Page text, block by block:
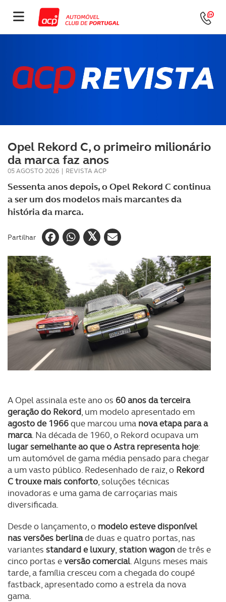
Opel Rekord C, o primeiro milionário
da marca faz anos
05 AGOSTO 2026 | REVISTA ACP
Sessenta anos depois, o Opel Rekord C continua
a ser um dos modelos mais marcantes da
história da marca.
Partilhar
A Opel assinala este ano os 60 anos da terceira
geração do Rekord, um modelo apresentado em
agosto de 1966que marcou uma nova etapa para a
marca. Na década de 1960, o Rekord ocupava um
lugar semelhante ao que o Astra representa hoje:
um automóvel de gama média pensado para chegar
a um vasto público. Redesenhado de raiz, o Rekord
C trouxe mais conforto, soluções técnicas
inovadoras e uma gama de carroçarias mais
diversificada.
Desde o lançamento, o modelo esteve disponível
nas versões berlinade duas e quatro portas, nas
variantes standard e luxury, station wagonde três e
cinco portas eversão comercial. Alguns meses mais
tarde, a família cresceu com a chegada do coupé
fastback, apresentado como a estrela da nova
gama.